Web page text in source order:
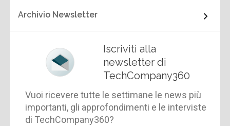
Archivio Newsletter
Iscriviti alla
newsletter di
TechCompany360
Vuoi ricevere tutte le settimane le news più
importanti, gli approfondimenti e le interviste
di TechCompany360?